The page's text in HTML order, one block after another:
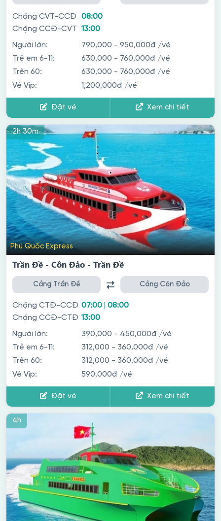
Chặng CVT-CCĐ
08:00
Chặng CCĐ-CVT 13:00
Người lớn:
790,000 - 950,000đ /vé
Trẻ em 6-11:
630,000 - 760,000đ /vé
Trên 60:
630,000 - 760,000đ /vé
Vé Vip:
1,200,000đ /vé
Đặt vé Xem chi tiết
2h 30m
Phú Quốc Express
Trần Đề - Côn Đảo - Trần Đề
Cảng Trần Đề Cảng Côn Đảo
Chặng CTĐ-CCĐ 07:00
08:00
Chặng CCĐ-CTĐ 13:00
Người lớn:
390,000 - 450,000đ /vé
Trẻ em 6-11:
312,000 - 360,000đ /vé
Trên 60:
312,000 - 360,000đ /vé
Vé Vip:
590,000đ /vé
Đặt vé Xem chi tiết
4h